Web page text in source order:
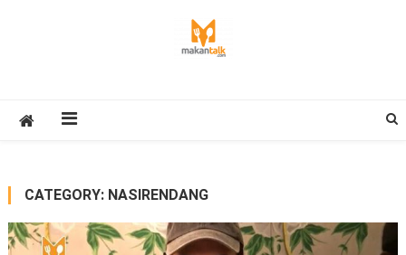
CATEGORY: NASIRENDANG